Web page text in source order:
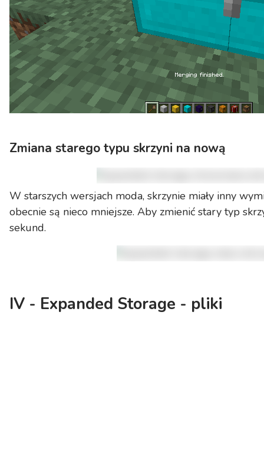
Zmiana starego typu skrzyni na nową
W starszych wersjach moda, skrzynie miały inny
obecnie są nieco mniejsze. Aby zmienić stary typ
sekund.
IV - Expanded Storage - pliki